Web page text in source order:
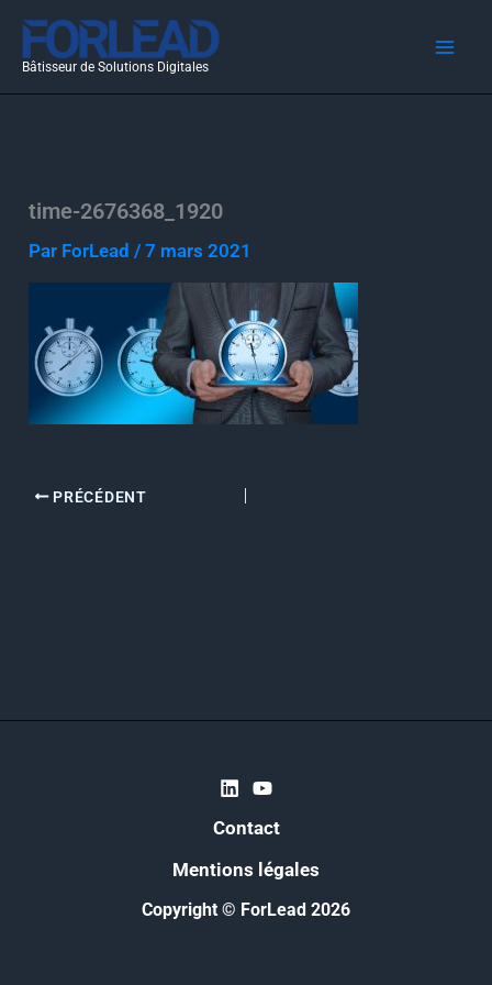
Aller
contenu
Bâtisseur de Solutions Digitales
time-2676368_1920
Par ForLead/7 mars 2021
PRÉCÉDENT
Contact
Mentions légales
Copyright © ForLead 2026